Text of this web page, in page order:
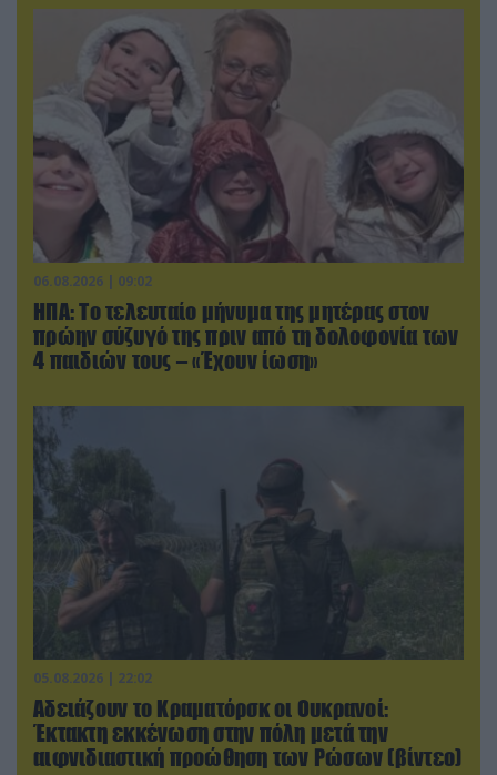
06.08.2026 | 09:02
ΗΠΑ: Το τελευταίο μήνυμα της μητέρας στον
πρώην σύζυγό της πριν από τη δολοφονία των
4 παιδιών τους – «Έχουν ίωση»
05.08.2026 | 22:02
Αδειάζουν το Κραματόρσκ οι Ουκρανοί:
Έκτακτη εκκένωση στην πόλη μετά την
αιφνιδιαστική προώθηση των Ρώσων (βίντεο)